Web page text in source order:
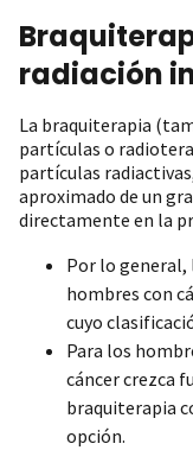
radiación
La braquiterapia
partículas o
partículas
aproximado de un
directamente en la
Por lo general,
hombres con
cuyo
Para los
cáncer crezca
braquiterapia
opción.